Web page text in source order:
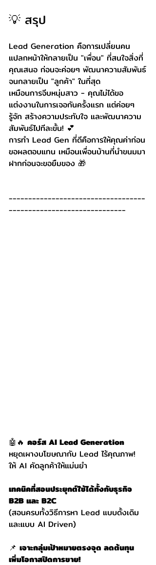
💡 สรุป
Lead Generation คือการเปลี่ยนคน
แปลกหน้าให้กลายเป็น "เพื่อน" ที่สนใจสิ่งที่
คุณเสนอ ก่อนจะค่อยๆ พัฒนาความสัมพันธ์
จนกลายเป็น "ลูกค้า" ในที่สุด
เหมือนการจีบหนุ่มสาว - คุณไม่ได้ขอ
แต่งงานในการเจอกันครั้งแรก แต่ค่อยๆ
รู้จัก สร้างความประทับใจ และพัฒนาความ
สัมพันธ์ไปทีละขั้น! 💕
การทำ Lead Gen ที่ดีคือการให้คุณค่าก่อน
ขอผลตอบแทน เหมือนเพื่อนบ้านที่นำขนมมา
ฝากก่อนจะขอยืมของ 🎁
-----------------------------------
------------------------------
🤖🔥 คอร์ส AI Lead Generation
หยุดเผางบโฆษณากับ Lead ไร้คุณภาพ!
ให้ AI คัดลูกค้าให้แม่นยำ
เทคนิคที่สอนประยุกต์ใช้ได้ทั้งกับธุรกิจ
B2B และ B2C
(สอนครบทั้งวิธีการหา Lead แบบดั้งเดิม
และแบบ AI Driven)
📌 เจาะกลุ่มเป้าหมายตรงจุด ลดต้นทุน
เพิ่มโอกาสปิดการขาย!